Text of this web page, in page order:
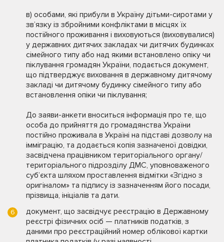
в) особами, які прибули в Україну дітьми-сиротами у
зв’язку із збройними конфліктами в місцях їх
постійного проживання і виховуються (виховувалися)
у державних дитячих закладах чи дитячих будинках
сімейного типу або над якими встановлено опіку чи
піклування громадян України, подається документ,
що підтверджує виховання в державному дитячому
закладі чи дитячому будинку сімейного типу або
встановлення опіки чи піклування;
До заяви-анкети вноситься інформація про те, що
особа до прийняття до громадянства України
постійно проживала в Україні на підставі дозволу на
імміграцію, та додається копія зазначеної довідки,
засвідчена працівником територіального органу/
територіального підрозділу ДМС, уповноваженого
суб’єкта шляхом проставлення відмітки «Згідно з
оригіналом» та підпису із зазначенням його посади,
прізвища, ініціалів та дати.
документ, що засвідчує реєстрацію в Державному
реєстрі фізичних осіб — платників податків, з
даними про реєстраційний номер облікової картки